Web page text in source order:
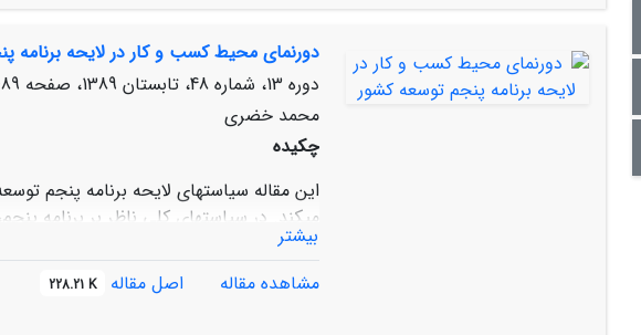
دورنمای محیط کسب و کار در لایحه برنامه
دوره 13، شماره 48، تابستان 1389، صفحه
89-112
محمد خضری
چکیده
این مقاله سیاست‏های لایحه برنامه پنجم
می‏کند. در سیاست‏های کلی ناظر بر برنامه
مستمر و پرشتاب اقتصادی، گسترش عدالت
لایحه برنامه پنجم توسعه، که قاعدتاً
نیز بر بهبود فضای کسب و کار به مثابه
بیشتر
مشاهده مقاله
اصل مقاله 228.21 K